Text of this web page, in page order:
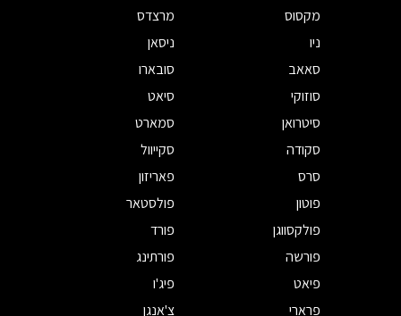
מקסוס
מרצדס
ניו
ניסאן
סאאב
סובארו
סוזוקי
סיאט
סיטרואן
סמארט
סקודה
סקייוול
סרס
פאריזון
פוטון
פולסטאר
פולקסווגן
פורד
פורשה
פורתינג
פיאט
פיג'ו
פרארי
צ'אנגן